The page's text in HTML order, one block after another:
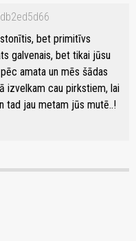
bet primitīvs
galvenais, bet tikai jūsu
amata un mēs šādas
izvelkam cau pirkstiem, lai
tad jau metam jūs mutē..!